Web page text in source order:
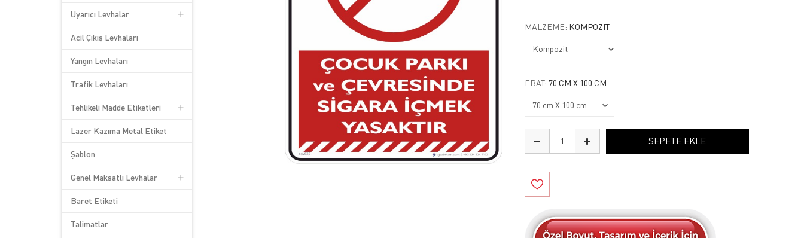
Uyarıcı Levhalar
Acil Çıkış Levhaları
Yangın Levhaları
Trafik Levhaları
Tehlikeli Madde Etiketleri
Lazer Kazıma Metal Etiket
Şablon
Genel Maksatlı Levhalar
Baret Etiketi
Talimatlar
MALZEME: KOMPOZIT
EBAT: 70 CM X 100 CM
SEPETE EKLE